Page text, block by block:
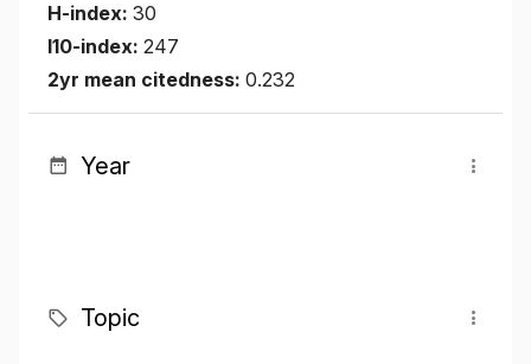
H-index: 30
I10-index: 247
2yr mean citedness: 0.232
Year
Topic